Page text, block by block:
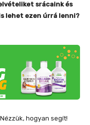
srácaink és
lehet ezen úrrá lenni?
hogyan segít!